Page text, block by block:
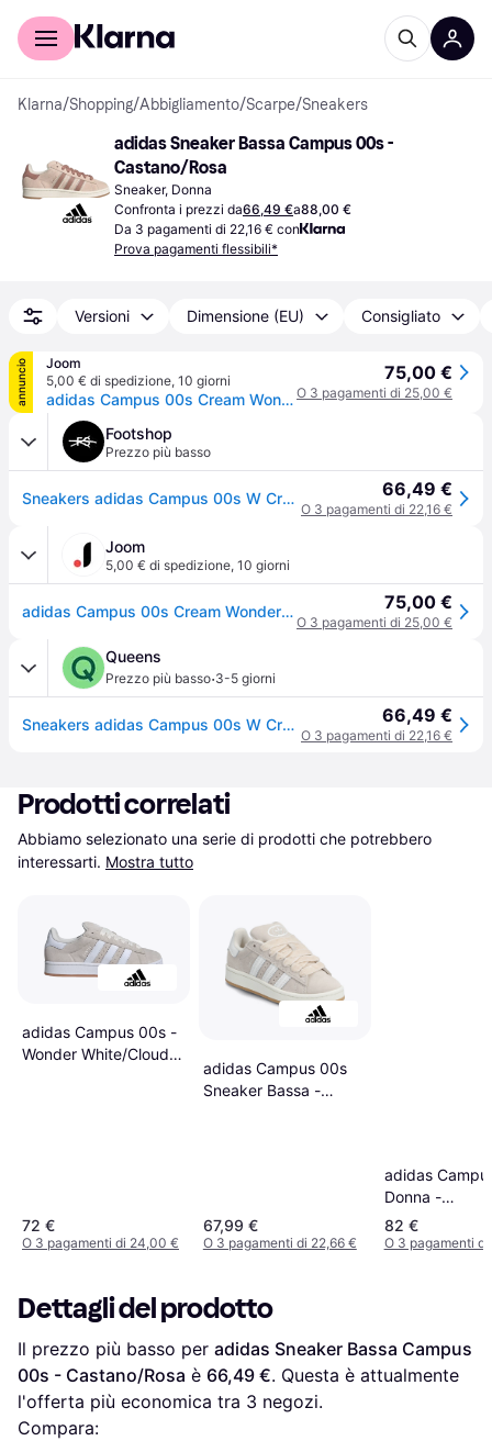
Per il tuo shopping
Klarna/Shopping/Abbigliamento/Scarpe/Sneakers
adidas Sneaker Bassa Campus 00s -
Castano/Rosa
Sneaker, Donna
Confronta i prezzi da66,49 €a88,00 €
Da 3 pagamenti di 22,16 € con
Prova pagamenti flessibili*
Versioni Dimensione (EU) Consigliato
annuncio
Joom
5,00 € di spedizione, 10 giorni
adidas Campus 00s Cream Wonder Quartz Sneakers Donna Bianco Crema Argilla Calda JQ5804 38
75,00 €
O 3 pagamenti di 25,00 €
Footshop
Prezzo più basso
Sneakers adidas Campus 00s W Crew White/ Wonder Aqua/ Warm Clay EUR 36 2/3 66,49 €
O 3 pagamenti di 22,16 €
Joom
5,00 € di spedizione, 10 giorni
adidas Campus 00s Cream Wonder Quartz Sneakers Donna Bianco Crema Argilla Calda JQ5804 38 75,00 €
O 3 pagamenti di 25,00 €
Queens
Prezzo più basso·3-5 giorni
Sneakers adidas Campus 00s W Crew White/ Wonder Aqua/ Warm Clay EUR 36 2/3 66,49 €
O 3 pagamenti di 22,16 €
Prodotti correlati
Abbiamo selezionato una serie di prodotti che potrebbero
interessarti. Mostra tutto
adidas Campus 00s -
Wonder White/Cloud
72 €
O 3 pagamenti di 24,00 €
adidas Campus 00s
Sneaker Bassa -
67,99 €
O 3 pagamenti di 22,66 €
adidas
Donna -
Verde/Offwhite
82 €
O 3 pagamenti
Dettagli del prodotto
Il prezzo più basso per adidas Sneaker Bassa Campus
00s - Castano/Rosa è 66,49 €. Questa è attualmente
l'offerta più economica tra 3 negozi.
Compara: